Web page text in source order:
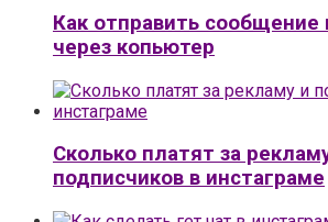
Как отправить сообщение
через копьютер
Сколько платят за
подписчиков в инстаграме